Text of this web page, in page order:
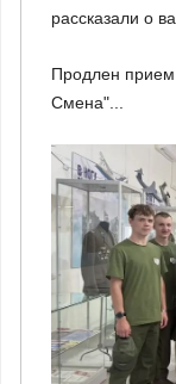
рассказали о
Продлен
Смена"...